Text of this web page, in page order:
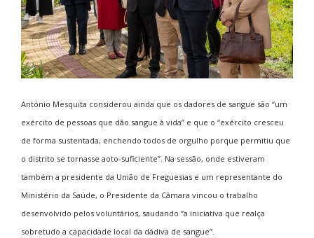
António Mesquita considerou ainda que os dadores de sangue são “um
exército de pessoas que dão sangue à vida” e que o “exército cresceu
de forma sustentada, enchendo todos de orgulho porque permitiu que
o distrito se tornasse aoto-suficiente”. Na sessão, onde estiveram
também a presidente da União de Freguesias e um representante do
Ministério da Saúde, o Presidente da Câmara vincou o trabalho
desenvolvido pelos voluntários, saudando “a iniciativa que realça
sobretudo a capacidade local da dádiva de sangue”.